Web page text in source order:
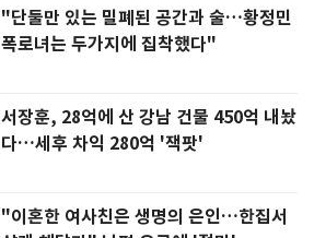
"단둘만 있는 밀폐된 공간과 술…황정민
폭로녀는 두가지에 집착했다"
서장훈, 28억에 산 강남 건물 450억 내놨
다…세후 차익 280억 '잭팟'
"이혼한 여사친은 생명의 은인…한집서